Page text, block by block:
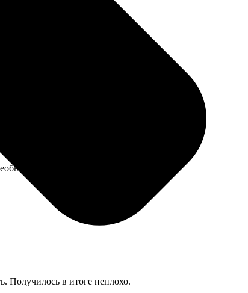
сейчас висит в гостиной. Сроки
Получилось в итоге неплохо.